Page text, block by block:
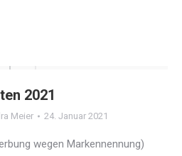
2021
Meier 24. Januar 2021
wegen Markennennung)